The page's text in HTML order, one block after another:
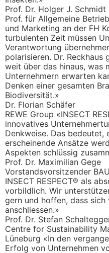
Prof. Dr. Holger J. Schmidt
Prof. für Allgemeine
und Marketing an der FH
turbulenten Zeit müssen
Verantwortung
polarisieren. Dr. Reckhaus
weit über das hinaus, was
Unternehmern erwarten
Denken einer gesamten
Biodiversität.»
Dr. Florian Schäfer
REWE Group «INSECT
innovatives
Denkweise. Das
erscheinende Ansätze
Aspekten schlüssig
Prof. Dr. Maximilian Gege
Vorstandsvorsitzender
INSECT RESPECT® als
vorbildlich. Wir
gern und hoffen, dass sich
anschliessen.»
Prof. Dr. Stefan
Centre for Sustainability
Lüneburg «In den
Erfolg von Unternehmen